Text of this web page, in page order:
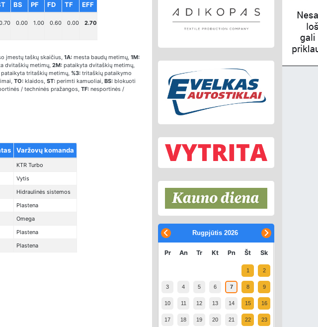
BS PF FD TF EFF
0.00 1.00 0.60 0.00 2.70
įmestų taškų skaičius, 1A:mesta baudų metimų, 1M:
dvitaškių metimų, 2M:pataikyta dvitaškių metimų,
tritaškių metimų, %3:tritaškių pataikymo
TO:klaidos, ST:perimti kamuoliai, BS:blokuoti
/ techninės pražangos, TF:nesportinės /
Varžovų komanda
KTR Turbo
Vytis
Hidraulinės sistemos
Plastena
Omega
Plastena
Plastena
Rugpjūtis 2026
Pr An Tr Kt Pn Št Sk
1 2
3 4 5 6 7 8 9
10 11 12 13 14 15 16
17 18 19 20 21 22 23